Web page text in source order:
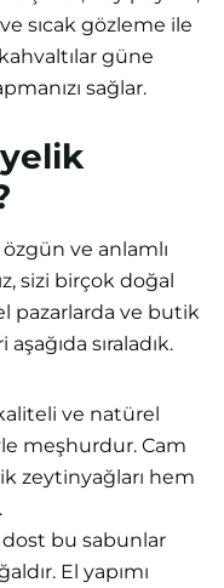
sıcak gözleme ile
güne
sağlar.
ve anlamlı
sizi birçok doğal
pazarlarda ve butik
sıraladık.
ve natürel
meşhurdur. Cam
zeytinyağları hem
dost bu sabunlar
El yapımı